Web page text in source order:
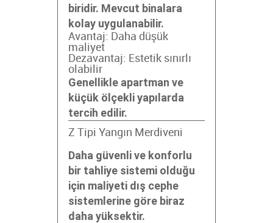
biridir. Mevcut binalara
kolay uygulanabilir.
Avantaj: Daha düşük
maliyet
Dezavantaj: Estetik sınırlı
olabilir
Genellikle apartman ve
küçük ölçekli yapılarda
tercih edilir.
Z Tipi Yangın Merdiveni
Daha güvenli ve konforlu
bir tahliye sistemi olduğu
için maliyeti dış cephe
sistemlerine göre biraz
daha yüksektir.